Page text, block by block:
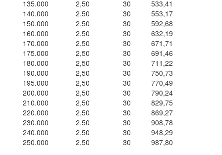
135.000
2,50 30
533,41
140.000
2,50 30
553,17
150.000
2,50 30
592,68
160.000
2,50 30
632,19
170.000
2,50 30
671,71
175.000
2,50 30
691,46
180.000
2,50 30
711,22
190.000
2,50 30
750,73
195.000
2,50 30
770,49
200.000
2,50 30
790,24
210.000
2,50 30
829,75
220.000
2,50 30
869,27
230.000
2,50 30
908,78
240.000
2,50 30
948,29
250.000
2,50 30 987,80